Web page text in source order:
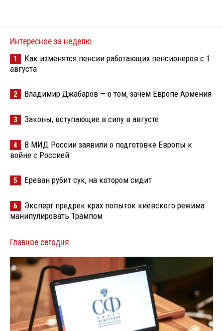
Интересное за неделю
1
Как изменятся пенсии работающих пенсионеров с 1
августа
2 Владимир Джабаров — о том, зачем Европе Армения
3 Законы, вступающие в силу в августе
4
В МИД России заявили о подготовке Европы к
войне с Россией
5 Ереван рубит сук, на котором сидит
6
Эксперт предрек крах попыток киевского режима
манипулировать Трампом
Главное сегодня